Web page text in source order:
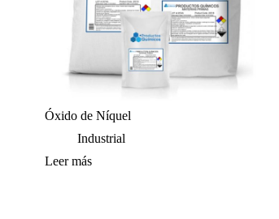
Óxido de Níquel
Industrial
Leer más